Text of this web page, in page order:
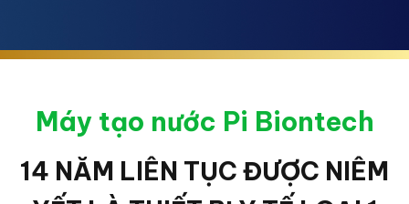
Máy tạo nước Pi Biontech
14 NĂM LIÊN TỤC ĐƯỢC NIÊM